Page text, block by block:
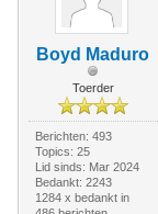
Boyd Maduro
Toerder
Berichten: 493
Topics: 25
Lid sinds: Mar 2024
Bedankt: 2243
1284 x bedankt in